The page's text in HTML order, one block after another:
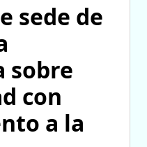
sede de
sobre
con
a la